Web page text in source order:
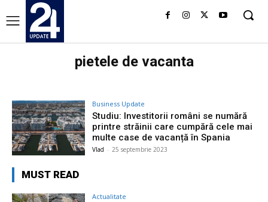
pietele de vacanta
Business Update
Studiu: Investitorii români se numără
printre străinii care cumpără cele mai
multe case de vacanță în Spania
Vlad - 25 septembrie 2023
MUST READ
Actualitate